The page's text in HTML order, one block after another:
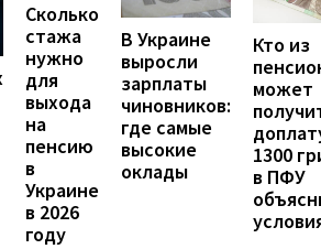
Сколько
стажа
нужно
для
выхода
на
пенсию
в
Украине
в 2026
году
В Украине
выросли
зарплаты
чиновников:
где самые
высокие
оклады
Кто из
может
1300
в ПФУ